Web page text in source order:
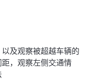
及观察被超越车辆的
，观察左侧交通情